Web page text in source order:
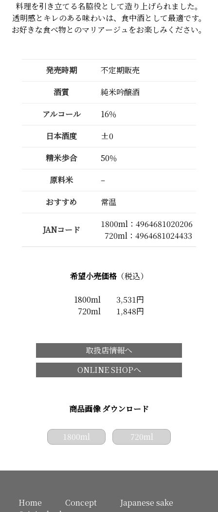
料理を引き立てる名脇役として造り上げられました。
透明感とキレのある味わいは、食中酒として最適です。
お好きな食べ物とのマリアージュをお楽しみください。
発売時期
不定期販売
酒質
純米吟醸酒
アルコール
16％
日本酒度
±0
精米歩合
50％
原料米
–
おすすめ
常温
JANコード
1800ml：4964681020206
720ml：4964681024433
希望小売価格 （税込）
1800ml 3,531円
720ml 1,848円
取扱店情報へ
ONLINE SHOPへ
商品画像 ダウンロード
1800ml 720ml
Home Concept
Japanese sake